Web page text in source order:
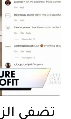
تضفي